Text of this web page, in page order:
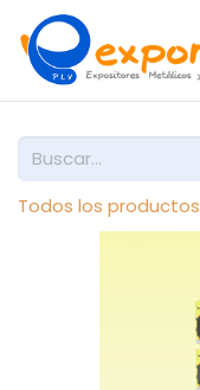
Todos los productos